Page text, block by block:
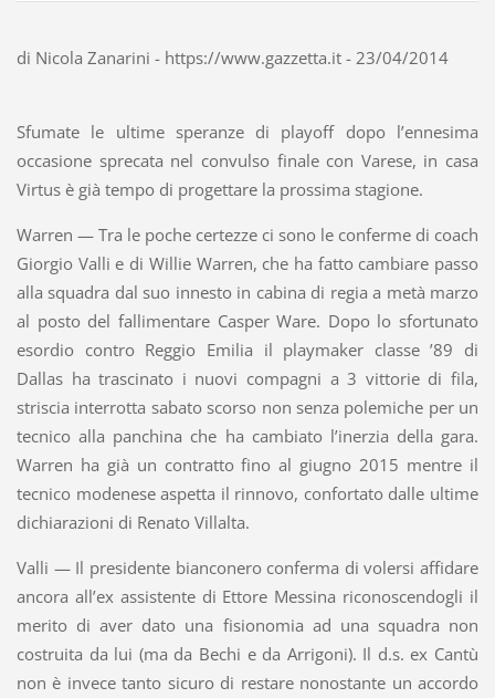
di Nicola Zanarini - https://www.gazzetta.it - 23/04/2014
Sfumate le ultime speranze di playoff dopo l’ennesima
occasione sprecata nel convulso finale con Varese, in casa
Virtus è già tempo di progettare la prossima stagione.
Warren — Tra le poche certezze ci sono le conferme di coach
Giorgio Valli e di Willie Warren, che ha fatto cambiare passo
alla squadra dal suo innesto in cabina di regia a metà marzo
al posto del fallimentare Casper Ware. Dopo lo sfortunato
esordio contro Reggio Emilia il playmaker classe ’89 di
Dallas ha trascinato i nuovi compagni a 3 vittorie di fila,
striscia interrotta sabato scorso non senza polemiche per un
tecnico alla panchina che ha cambiato l’inerzia della gara.
Warren ha già un contratto fino al giugno 2015 mentre il
tecnico modenese aspetta il rinnovo, confortato dalle ultime
dichiarazioni di Renato Villalta.
Valli — Il presidente bianconero conferma di volersi affidare
ancora all’ex assistente di Ettore Messina riconoscendogli il
merito di aver dato una fisionomia ad una squadra non
costruita da lui (ma da Bechi e da Arrigoni). Il d.s. ex Cantù
non è invece tanto sicuro di restare nonostante un accordo